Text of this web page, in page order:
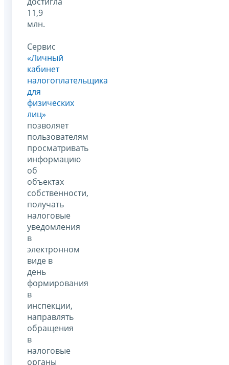
11,9
млн.
Сервис
«Личный
кабинет
налогоплательщика
для
физических
лиц»
позволяет
пользователям
просматривать
информацию
об
объектах
собственности,
получать
налоговые
уведомления
в
электронном
виде в
день
формирования
в
инспекции,
направлять
обращения
в
налоговые
органы